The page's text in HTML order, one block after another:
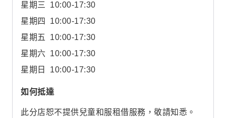
星期三
10:00-17:30
星期四
10:00-17:30
星期五
10:00-17:30
星期六 10:00-17:30
星期日
10:00-17:30
如何抵達
此分店恕不提供兒童和服租借服務，敬請知悉。